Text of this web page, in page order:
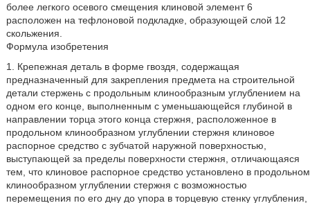
более легкого осевого смещения клиновой элемент 6
расположен на тефлоновой подкладке, образующей слой 12
скольжения.
Формула изобретения
1. Крепежная деталь в форме гвоздя, содержащая
предназначенный для закрепления предмета на строительной
детали стержень с продольным клинообразным углублением на
одном его конце, выполненным с уменьшающейся глубиной в
направлении торца этого конца стержня, расположенное в
продольном клинообразном углублении стержня клиновое
распорное средство с зубчатой наружной поверхностью,
выступающей за пределы поверхности стержня, отличающаяся
тем, что клиновое распорное средство установлено в продольном
клинообразном углублении стержня с возможностью
перемещения по его дну до упора в торцевую стенку углубления,